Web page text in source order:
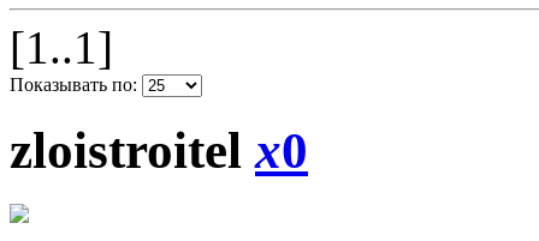
[1..1]
Показывать по:
zloistroitelx0